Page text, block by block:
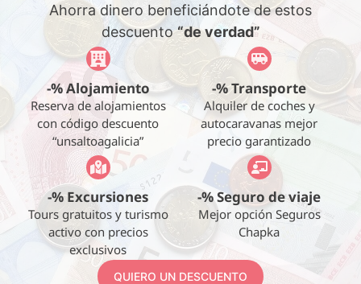
Ahorra dinero beneficiándote de estos
descuento“de verdad”
-% Alojamiento
Reserva de alojamientos
con código descuento
“unsaltoagalicia”
-% Transporte
Alquiler de coches y
autocaravanas mejor
precio garantizado
-% Excursiones
Tours gratuitos y turismo
activo con precios
exclusivos
-% Seguro de viaje
Mejor opción Seguros
Chapka
QUIERO UN DESCUENTO